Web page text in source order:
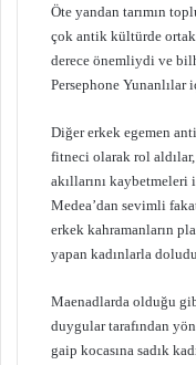
Öte yandan tarımın
çok antik kültürde ortak
derece önemliydi ve
Persephone Yunanlılar
Diğer erkek egemen
fitneci olarak rol
akıllarını
Medea’dan sevimli
erkek kahramanların
yapan kadınlarla
Maenadlarda olduğu
duygular tarafından
gaip kocasına sadık